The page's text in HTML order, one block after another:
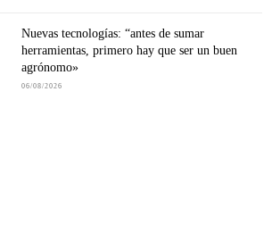
Nuevas tecnologías: “antes de sumar
herramientas, primero hay que ser un buen
agrónomo»
06/08/2026